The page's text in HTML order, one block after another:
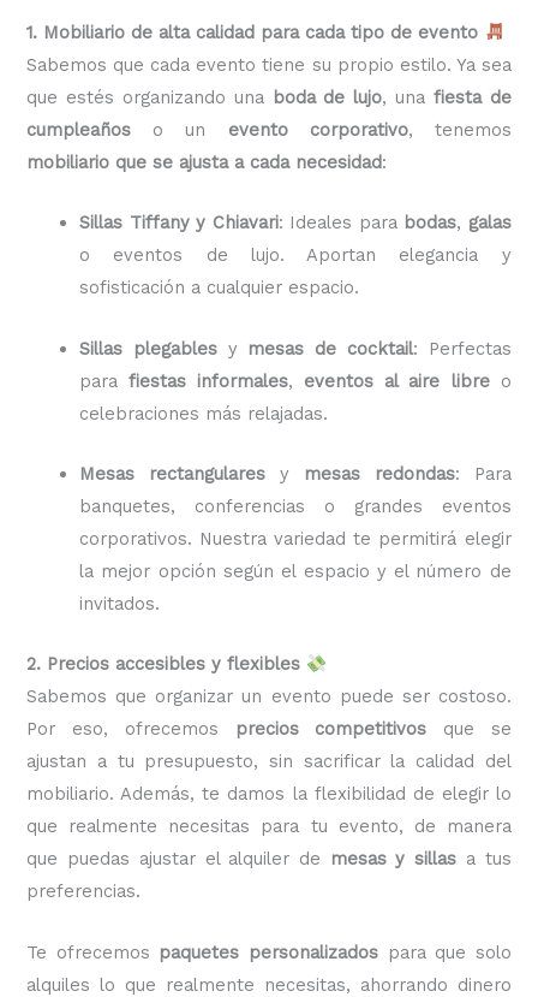
1. Mobiliario de alta calidad para cada tipo de evento
Sabemos que cada evento tiene su propio estilo. Ya sea
que estés organizando una boda de lujo, una fiesta de
cumpleaños o un evento corporativo, tenemos
mobiliario que se ajusta a cada necesidad:
Sillas Tiffany y Chiavari: Ideales para bodas, galas
o eventos de lujo. Aportan elegancia y
sofisticación a cualquier espacio.
Sillas plegablesy mesas de cocktail: Perfectas
parafiestas informales, eventos al aire libreo
celebraciones más relajadas.
Mesas rectangulares y mesas redondas: Para
banquetes, conferencias o grandes eventos
corporativos. Nuestra variedad te permitirá elegir
la mejor opción según el espacio y el número de
invitados.
2. Precios accesibles y flexibles
Sabemos que organizar un evento puede ser costoso.
Por eso, ofrecemos
precios competitivos que se
ajustan a tu presupuesto, sin sacrificar la calidad del
mobiliario. Además, te damos la flexibilidad de elegir lo
que realmente necesitas para tu evento, de manera
que puedas ajustar el alquiler de
mesas y sillas a tus
preferencias.
Te ofrecemos paquetes personalizados para que solo
alquiles lo que realmente necesitas, ahorrando dinero